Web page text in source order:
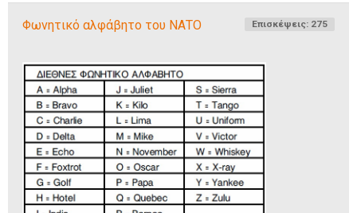
Επισκέψεις: 275
Φωνητικό αλφάβητο του ΝΑΤΟ